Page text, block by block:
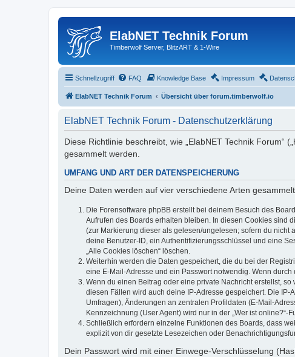
ElabNET Technik Forum
Timberwolf Server, BlitzART & 1-Wire
Schnellzugriff FAQ Knowledge Base Impressum
ElabNET Technik Forum Übersicht über forum.timberwolf.io
ElabNET Technik Forum - Datenschutzerklärung
Diese Richtlinie beschreibt, wie „ElabNET Technik Forum“
gesammelt werden.
UMFANG UND ART DER DATENSPEICHERUNG
Deine Daten werden auf vier verschiedene Arten
Die Forensoftware phpBB erstellt bei deinem Besuch des
Aufrufen des Boards erhalten bleiben. In diesen Cookies sind
(zur Markierung dieser als gelesen/ungelesen; sofern du nicht
deine Benutzer-ID, ein Authentifizierungsschlüssel und eine
„Alle Cookies löschen“ löschen.
Weiterhin werden die Daten gespeichert, die du bei der
eine E-Mail-Adresse und ein Passwort notwendig. Wenn
Wenn du einen Beitrag oder eine private Nachricht erstellst,
diesen Fällen wird auch deine IP-Adresse gespeichert. Die
Umfragen), Änderungen an zentralen Profildaten (E-Mail-
Kennzeichnung (User Agent) wird nur in der „Wer ist online?“-
Schließlich erfordern einzelne Funktionen des Boards, dass
explizit von dir gesetzte Lesezeichen oder
Dein Passwort wird mit einer Einwege-Verschlüsselung